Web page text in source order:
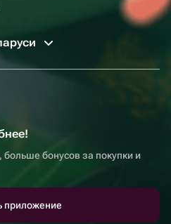
бонусов за покупки и
приложение